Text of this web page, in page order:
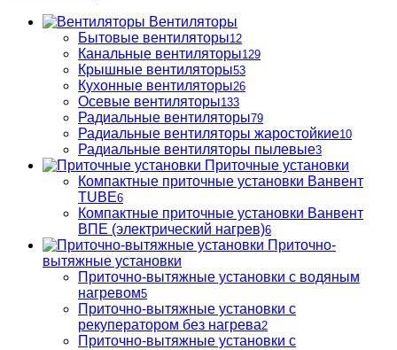
Вентиляторы
Бытовые вентиляторы12
Канальные вентиляторы129
Крышные вентиляторы53
Кухонные вентиляторы26
Осевые вентиляторы133
Радиальные вентиляторы79
Радиальные вентиляторы жаростойкие10
Радиальные вентиляторы пылевые3
Приточные установки
Компактные приточные установки Ванвент
TUBE6
Компактные приточные установки Ванвент
ВПЕ (электрический нагрев)6
Приточно-
вытяжные установки
Приточно-вытяжные установки с водяным
нагревом5
Приточно-вытяжные установки с
рекуператором без нагрева2
Приточно-вытяжные установки с